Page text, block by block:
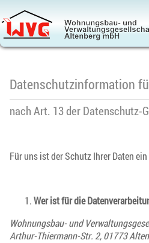
Datenschutzinformation
nach Art. 13 der Datenschutz-
Für uns ist der Schutz Ihrer Daten
Wer ist für die
Wohnungsbau- und
Arthur-Thiermann-Str. 2, 01773